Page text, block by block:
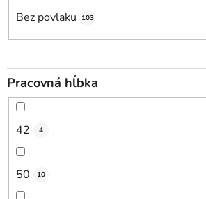
Bez povlaku 103
Pracovná hĺbka
42 4
50 10